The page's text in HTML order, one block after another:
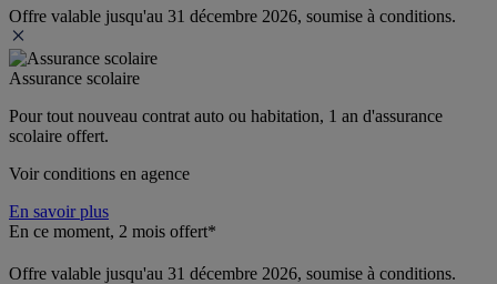
Offre valable jusqu'au 31 décembre 2026, soumise à conditions.
Assurance scolaire
Pour tout nouveau contrat auto ou habitation, 1 an d'assurance
scolaire offert.
Voir conditions en agence
En savoir plus
En ce moment, 2 mois offert*
Offre valable jusqu'au 31 décembre 2026, soumise à conditions.